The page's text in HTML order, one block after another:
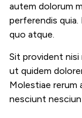
autem dolorum
perferendis
quo atque.
Sit provident
ut quidem
Molestiae rerum
nesciunt